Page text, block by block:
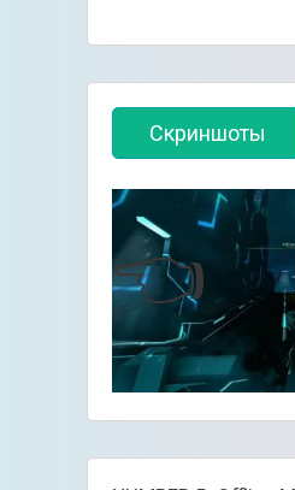
Скриншоты
👈